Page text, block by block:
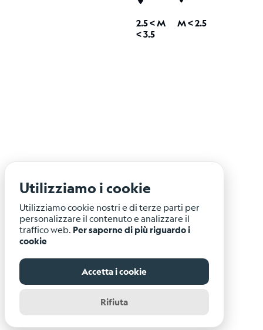
2.5 <M
< 3.5
M < 2.5
Utilizziamo i cookie
Utilizziamo cookie nostri e di terze parti per
personalizzare il contenuto e analizzare il
traffico web. Per saperne di più riguardo i
cookie
Accetta i cookie
Rifiuta